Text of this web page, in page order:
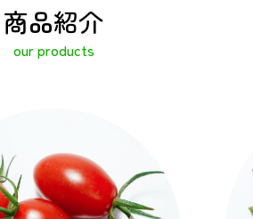
商品紹介
our products